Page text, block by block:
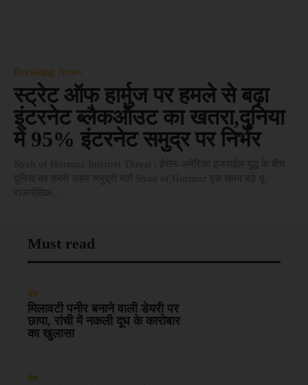
Breaking News
स्ट्रेट ऑफ हार्मुज पर हमले से बढ़ा
इंटरनेट ब्लैकऑउट का खतरा,दुनिया
में 95% इंटरनेट समुद्र पर निर्भर
Must read
देश
मिलावटी पनीर बनाने वाली डेयरी पर
छापा, रांची में नकली दूध के कारोबार
का खुलासा
देश